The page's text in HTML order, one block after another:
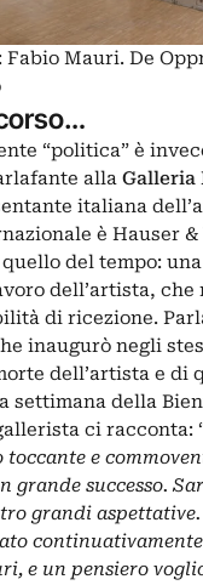
Mauri. De
“politica” è
alla Galleria
italiana
è Hauser
del tempo:
dell’artista, che
di ricezione.
inaugurò negli
dell’artista e di
settimana della
ci racconta:
e
grande successo.
grandi
e un pensiero